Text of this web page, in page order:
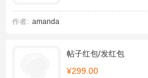
作者: amanda
帖子红包/发红包
¥299.00